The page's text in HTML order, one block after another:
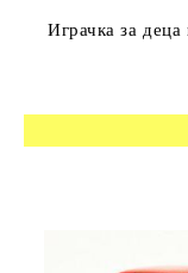
Играчка за